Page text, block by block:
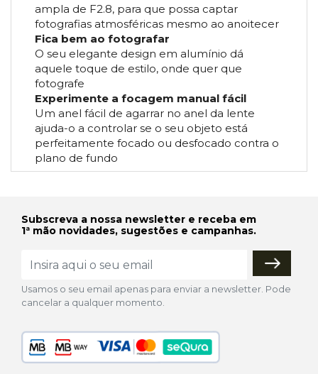
ampla de F2.8, para que possa captar
fotografias atmosféricas mesmo ao anoitecer
Fica bem ao fotografar
O seu elegante design em alumínio dá
aquele toque de estilo, onde quer que
fotografe
Experimente a focagem manual fácil
Um anel fácil de agarrar no anel da lente
ajuda-o a controlar se o seu objeto está
perfeitamente focado ou desfocado contra o
plano de fundo
Subscreva a nossa newsletter e receba em
1ª mão novidades, sugestões e campanhas.
Usamos o seu email apenas para enviar a newsletter. Pode
cancelar a qualquer momento.